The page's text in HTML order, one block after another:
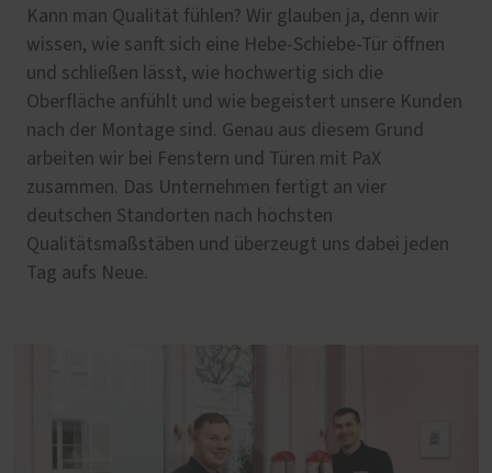
Kann man Qualität fühlen? Wir glauben ja, denn wir
wissen, wie sanft sich eine Hebe-Schiebe-Tür öffnen
und schließen lässt, wie hochwertig sich die
Oberfläche anfühlt und wie begeistert unsere Kunden
nach der Montage sind. Genau aus diesem Grund
arbeiten wir bei Fenstern und Türen mit PaX
zusammen. Das Unternehmen fertigt an vier
deutschen Standorten nach höchsten
Qualitätsmaßstäben und überzeugt uns dabei jeden
Tag aufs Neue.